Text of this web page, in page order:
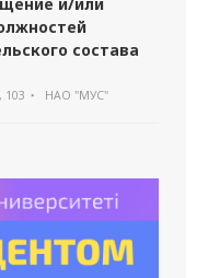
состава
103 НАО "МУС"